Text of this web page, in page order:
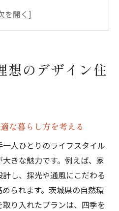
住宅選びで重視すべき視
住宅の標準仕様を解説
茨城のデザイン住宅事情
の新常識とは
における最新トレンドを
が人気な理由とその魅力
たデザイン住宅選びのコ
いデザイン住宅の特徴
想のデザイン住
な暮らし方を考える
人ひとりのライフスタイル
きな魅力です。例えば、家
し、採光や通風にこだわる
られます。茨城県の自然環
り入れたプランは、四季を